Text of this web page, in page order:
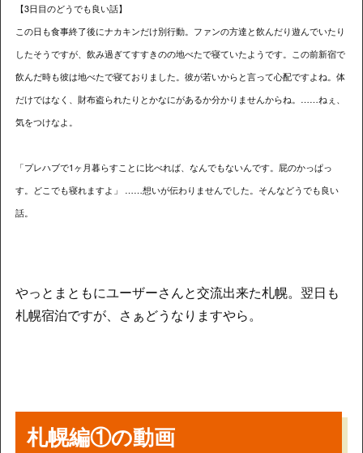
【3日目のどうでも良い話】
この日も食事終了後にナカキンだけ別行動。ファンの方達と飲んだり遊んでいたり
したそうですが、飲み過ぎてすすきのの地べたで寝ていたようです。この前新宿で
飲んだ時も彼は地べたで寝ておりました。彼が若いからと言って心配ですよね。体
だけではなく、財布盗られたりとかなにがあるか分かりませんからね。……ねぇ、
気をつけなよ。
「プレハブで1ヶ月暮らすことに比べれば、なんでもないんです。屁のかっぱっ
す。どこでも寝れますよ」 ……想いが伝わりませんでした。そんなどうでも良い
話。
やっとまともにユーザーさんと交流出来た札幌。翌日も
札幌宿泊ですが、さぁどうなりますやら。
札幌編①の動画